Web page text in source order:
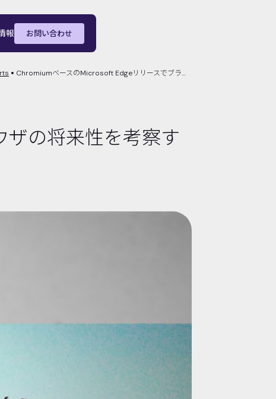
報 お問い合わせ
ChromiumベースのMicrosoft Edgeリリースでブラウザの将来性を考察する
の将来性を考察す